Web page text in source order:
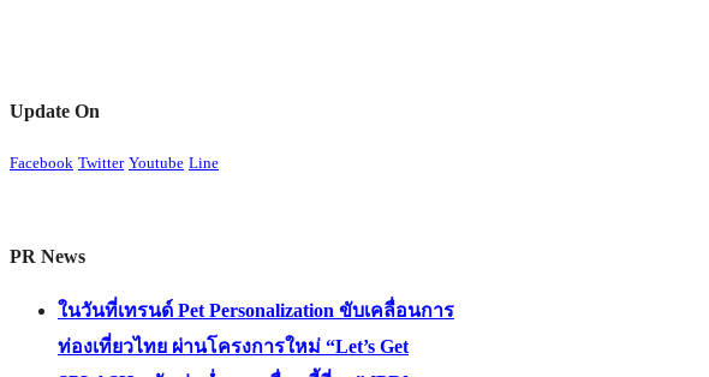
Update On
Facebook Twitter Youtube Line
PR News
ในวันที่เทรนด์ Pet Personalization ขับเคลื่อนการ
ท่องเที่ยวไทย ผ่านโครงการใหม่ “Let’s Get